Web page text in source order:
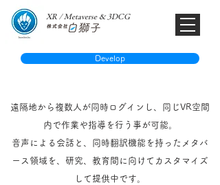
XR / Metaverse & 3DCG​
Develop
遠隔地から複数人が同時ログインし、同じVR空間
内で作業や指導を行う事が可能。
音声による会話と、同時翻訳機能を持ったメタバ
ース領域を、研究、教育間に向けてカスタマイズ
して提供中です。